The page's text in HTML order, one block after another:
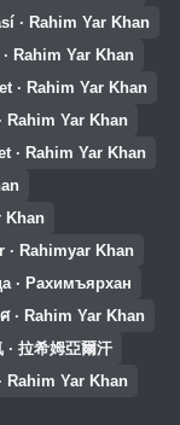
· Rahim Yar Khan
Rahim Yar Khan
· Rahim Yar Khan
Rahim Yar Khan
· Rahim Yar Khan
Khan
· Rahimyar Khan
· Рахимъярхан
· Rahim Yar Khan
· 拉希姆亞爾汗
Rahim Yar Khan